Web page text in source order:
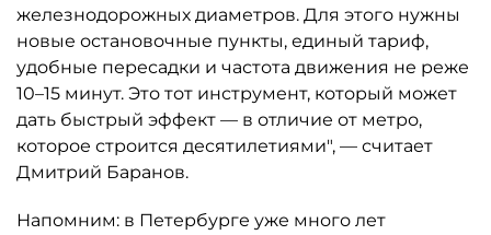
железнодорожных диаметров. Для этого нужны
новые остановочные пункты, единый тариф,
удобные пересадки и частота движения не реже
10–15 минут. Это тот инструмент, который может
дать быстрый эффект — в отличие от метро,
которое строится десятилетиями", — считает
Дмитрий Баранов.
Напомним: в Петербурге уже много лет